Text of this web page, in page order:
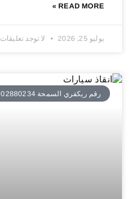
READ MORE »
يوليو 25, 2026 لا توجد تعليقات
رقم ريكفري السمحة 0971502880234